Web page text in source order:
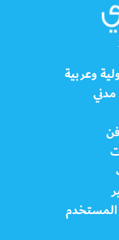
وعربية
المستخدم